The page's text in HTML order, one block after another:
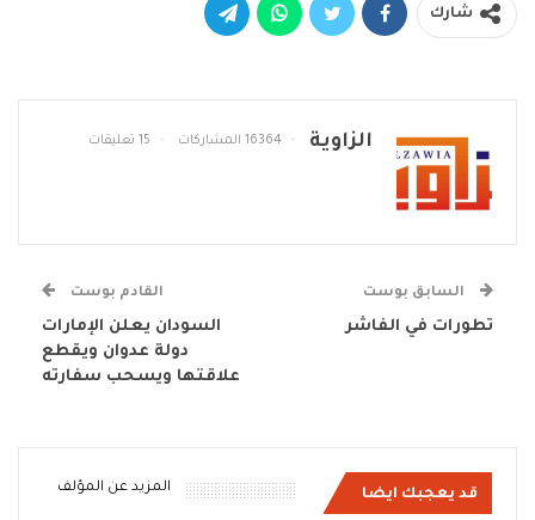
شارك
الزاوية 16364 المشاركات 15 تعليقات
السابق بوست
تطورات في الفاشر
القادم بوست
السودان يعلن الإمارات
دولة عدوان ويقطع
علاقتها ويسحب سفارته
قد يعجبك ايضا المزيد عن المؤلف